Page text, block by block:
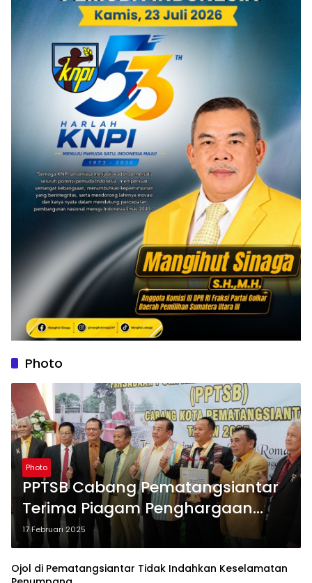
Photo
Photo
PPTSB Cabang Pematangsiantar
Terima Piagam Penghargaan
Terbaik Sedunia
17 Februari 2025
Ojol di Pematangsiantar Tidak Indahkan Keselamatan